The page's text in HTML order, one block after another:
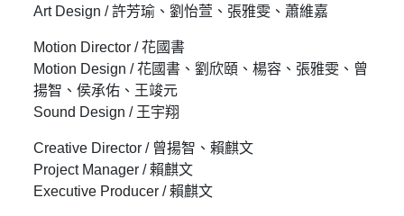
Art Design / 許芳瑜、劉怡萱、張雅雯、蕭維嘉
Motion Director / 花國書
Motion Design / 花國書、劉欣頤、楊容、張雅雯、曾
揚智、侯承佑、王竣元
Sound Design / 王宇翔
Creative Director / 曾揚智、賴麒文
Project Manager / 賴麒文
Executive Producer / 賴麒文